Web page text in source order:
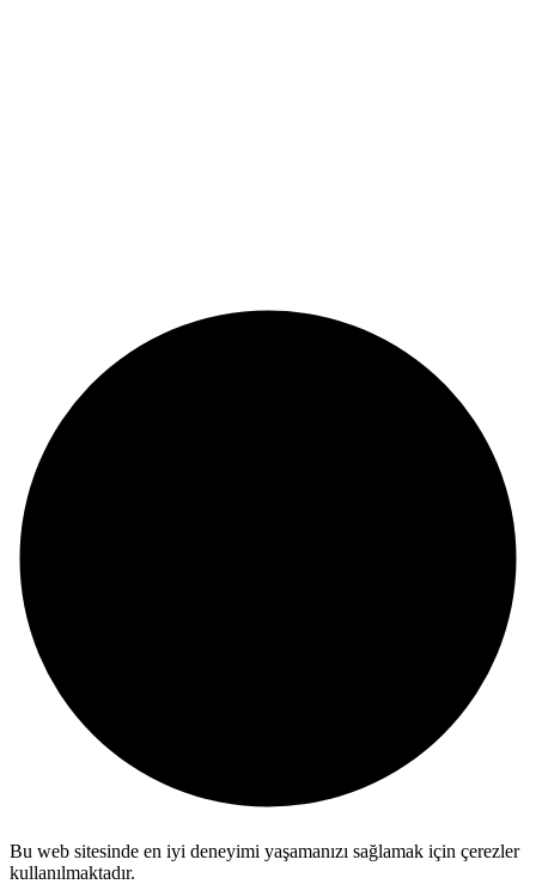
Bu web sitesinde en iyi deneyimi yaşamanızı sağlamak için çerezler
kullanılmaktadır.